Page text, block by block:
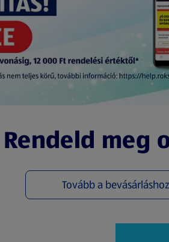
Rendeld meg
Tovább a bevásárláshoz
(új oldalon